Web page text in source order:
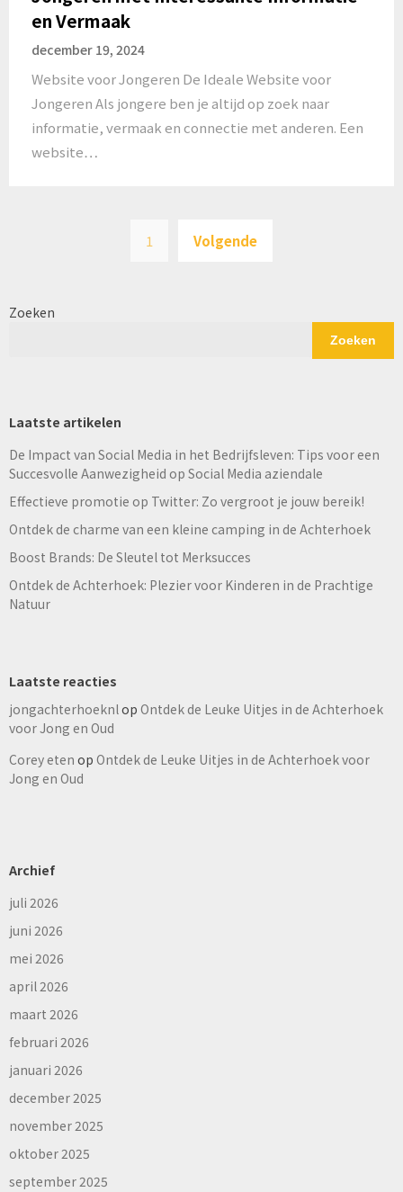
en Vermaak
december 19, 2024
Website voor Jongeren De Ideale Website voor
Jongeren Als jongere ben je altijd op zoek naar
informatie, vermaak en connectie met anderen. Een
website…
pagination
1 Volgende
Zoeken
Zoeken
Laatste artikelen
De Impact van Social Media in het Bedrijfsleven: Tips voor een
Succesvolle Aanwezigheid op Social Media aziendale
Effectieve promotie op Twitter: Zo vergroot je jouw bereik!
Ontdek de charme van een kleine camping in de Achterhoek
Boost Brands: De Sleutel tot Merksucces
Ontdek de Achterhoek: Plezier voor Kinderen in de Prachtige
Natuur
Laatste reacties
jongachterhoeknlop Ontdek de Leuke Uitjes in de Achterhoek
voor Jong en Oud
Corey eten op Ontdek de Leuke Uitjes in de Achterhoek voor
Jong en Oud
Archief
juli 2026
juni 2026
mei 2026
april 2026
maart 2026
februari 2026
januari 2026
december 2025
november 2025
oktober 2025
september 2025